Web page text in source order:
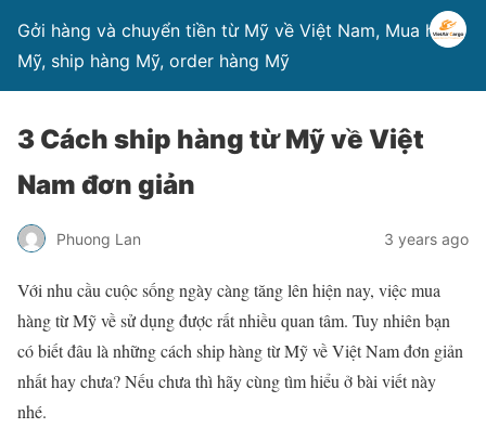
Gởi hàng và chuyển tiền từ Mỹ về Việt Nam, Mua hàng
Mỹ, ship hàng Mỹ, order hàng Mỹ
3 Cách ship hàng từ Mỹ về Việt
Nam đơn giản
Phuong Lan 3 years ago
Với nhu cầu cuộc sống ngày càng tăng lên hiện nay, việc mua
hàng từ Mỹ về sử dụng được rất nhiều quan tâm. Tuy nhiên bạn
có biết đâu là những cách ship hàng từ Mỹ về Việt Nam đơn giản
nhất hay chưa? Nếu chưa thì hãy cùng tìm hiểu ở bài viết này
nhé.